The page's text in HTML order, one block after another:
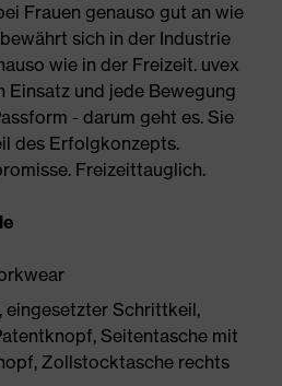
Frauen genauso gut an wie
sich in der Industrie
wie in der Freizeit. uvex
Einsatz und jede Bewegung
- darum geht es. Sie
des Erfolgkonzepts.
Freizeittauglich.
eingesetzter Schrittkeil,
Seitentasche mit
Zollstocktasche rechts